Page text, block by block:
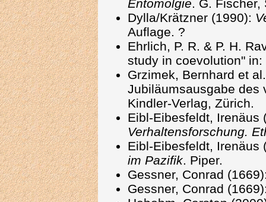
Entomolgie. G. Fischer,
Dylla/Krätzner (1990):
Auflage. ?
Ehrlich, P. R. & P. H.
study in coevolution" in:
Grzimek, Bernhard et
Jubiläumsausgabe des
Kindler-Verlag, Zürich.
Eibl-Eibesfeldt, Irenäus
Verhaltensforschung.
Eibl-Eibesfeldt, Irenäus
im Pazifik. Piper.
Gessner, Conrad
Gessner, Conrad